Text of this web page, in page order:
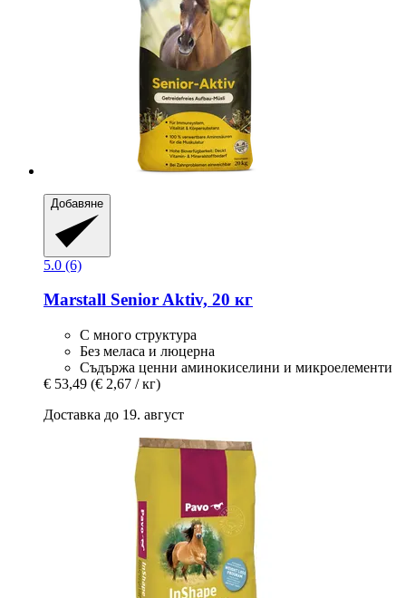
Добавяне
5.0 (6)
Marstall Senior Aktiv, 20 кг
С много структура
Без меласа и люцерна
Съдържа ценни аминокиселини и микроелементи
€ 53,49 (€ 2,67 / кг)
Доставка до 19. август